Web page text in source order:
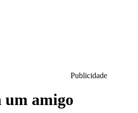
Publicidade
amigo